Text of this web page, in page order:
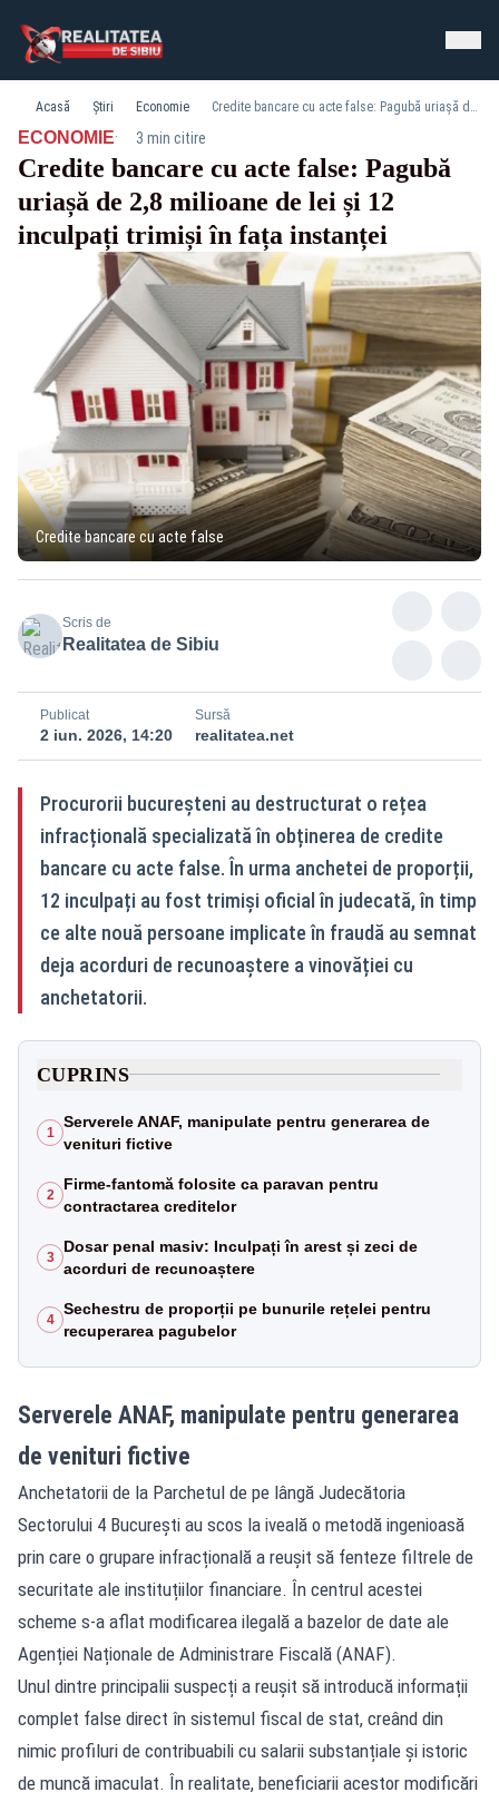
Acasă Știri Economie Credite bancare cu acte false: Pagubă uriașă de 2,8 milioane de lei și 12 inculpați trimiși în fața instanței
ECONOMIE· 3 min citire
Credite bancare cu acte false: Pagubă
uriașă de 2,8 milioane de lei și 12
inculpați trimiși în fața instanței
Credite bancare cu acte false
Scris de
Realitatea de Sibiu
Publicat
2 iun. 2026, 14:20
Sursă
realitatea.net
Procurorii bucureșteni au destructurat o rețea
infracțională specializată în obținerea de credite
bancare cu acte false. În urma anchetei de proporții,
12 inculpați au fost trimiși oficial în judecată, în timp
ce alte nouă persoane implicate în fraudă au semnat
deja acorduri de recunoaștere a vinovăției cu
anchetatorii.
CUPRINS
1
Serverele ANAF, manipulate pentru generarea de
venituri fictive
2
Firme-fantomă folosite ca paravan pentru
contractarea creditelor
3
Dosar penal masiv: Inculpați în arest și zeci de
acorduri de recunoaștere
4
Sechestru de proporții pe bunurile rețelei pentru
recuperarea pagubelor
Serverele ANAF, manipulate pentru generarea
de venituri fictive
Anchetatorii de la Parchetul de pe lângă Judecătoria
Sectorului 4 București au scos la iveală o metodă ingenioasă
prin care o grupare infracțională a reușit să fenteze filtrele de
securitate ale instituțiilor financiare. În centrul acestei
scheme s-a aflat modificarea ilegală a bazelor de date ale
Agenției Naționale de Administrare Fiscală (ANAF).
Unul dintre principalii suspecți a reușit să introducă informații
complet false direct în sistemul fiscal de stat, creând din
nimic profiluri de contribuabili cu salarii substanțiale și istoric
de muncă imaculat. În realitate, beneficiarii acestor modificări